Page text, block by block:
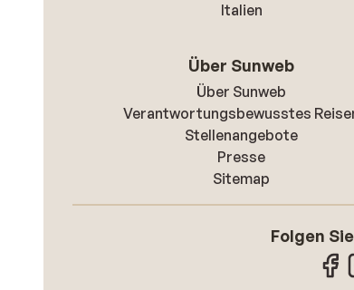
Italien
Über Sunweb
Über Sunweb
Verantwortungsbewusstes
Stellenangebote
Presse
Sitemap
Folgen